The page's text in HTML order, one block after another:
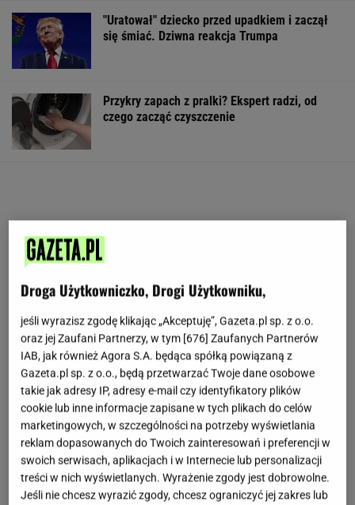
"Uratował" dziecko przed upadkiem i zaczął
się śmiać. Dziwna reakcja Trumpa
Przykry zapach z pralki? Ekspert radzi, od
czego zacząć czyszczenie
Nadciąga OKI. Będzie weto Nawrockiego?
Domański reaguje
Droga Użytkowniczko, Drogi Użytkowniku,
jeśli wyrazisz zgodę klikając „Akceptuję”, Gazeta.pl sp. z o.o.
oraz jej Zaufani Partnerzy, w tym [676] Zaufanych Partnerów
IAB, jak również Agora S.A. będąca spółką powiązaną z
Gazeta.pl sp. z o.o., będą przetwarzać Twoje dane osobowe
takie jak adresy IP, adresy e-mail czy identyfikatory plików
cookie lub inne informacje zapisane w tych plikach do celów
marketingowych, w szczególności na potrzeby wyświetlania
reklam dopasowanych do Twoich zainteresowań i preferencji w
swoich serwisach, aplikacjach i w Internecie lub personalizacji
treści w nich wyświetlanych. Wyrażenie zgody jest dobrowolne.
Jeśli nie chcesz wyrazić zgody, chcesz ograniczyć jej zakres lub